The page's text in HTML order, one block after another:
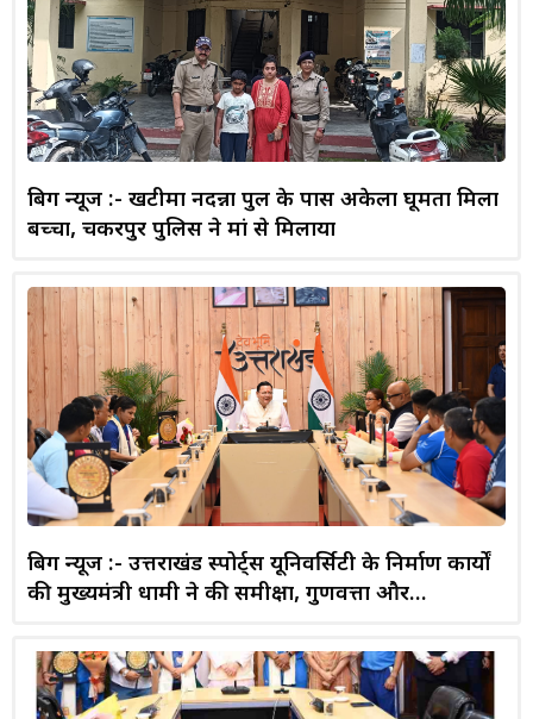
बिग न्यूज :- खटीमा नदन्ना पुल के पास अकेला घूमता मिला
बच्चा, चकरपुर पुलिस ने मां से मिलाया
बिग न्यूज :- उत्तराखंड स्पोर्ट्स यूनिवर्सिटी के निर्माण कार्यों
की मुख्यमंत्री धामी ने की समीक्षा, गुणवत्ता और